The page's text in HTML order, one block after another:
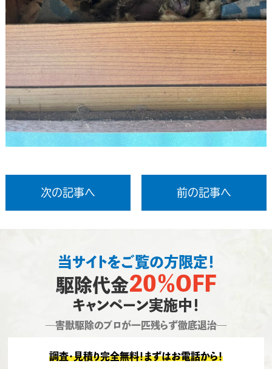
次の記事へ 前の記事へ
当サイトをご覧の方限定！
駆除代金20％OFF
キャンペーン実施中！
―害獣駆除のプロが一匹残らず徹底退治―
調査・見積り完全無料！まずはお電話から！